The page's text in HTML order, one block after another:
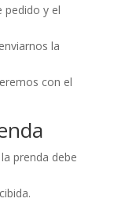
pedido y el
la
con el
prenda debe